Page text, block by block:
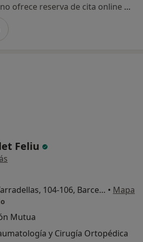
Este especialista no ofrece reserva de cita online en esta dirección.
Feliu
Avinguda Josep Tarradellas, 104-106, Barcelona • Mapa
Mutua
y Cirugía Ortopédica